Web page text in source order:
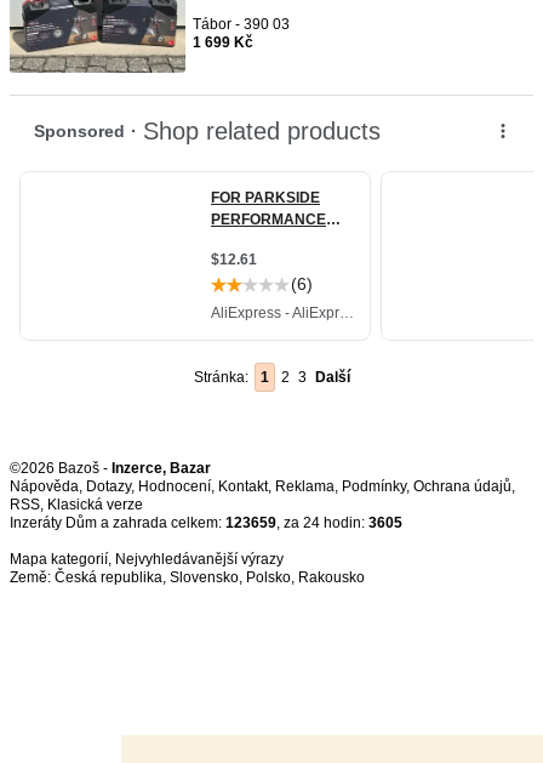
Tábor - 390 03
1 699 Kč
Stránka: 1 2 3 Další
©2026 Bazoš - Inzerce, Bazar
Nápověda, Dotazy, Hodnocení, Kontakt, Reklama, Podmínky, Ochrana údajů,
RSS,
Inzeráty Dům a zahrada celkem: 123659, za 24 hodin: 3605
Mapa kategorií, Nejvyhledávanější výrazy
Země: Česká republika, Slovensko, Polsko, Rakousko